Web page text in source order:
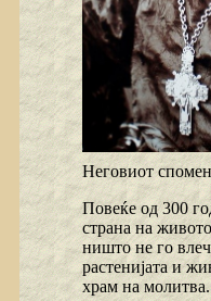
Неговиот
Повеќе од 300
страна на
ништо не го
растенијата и
храм на молитва.